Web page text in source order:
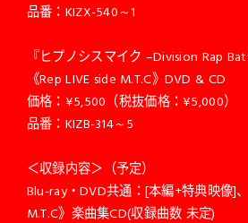
品番：KIZX-540～1
『ヒプノシスマイク –Division Rap
《Rep LIVE side M.T.C》DVD & CD
価格：¥5,500（税抜価格：¥5,000）
品番：KIZB-314～5
＜収録内容＞（予定）
Blu-ray・DVD共通：[本編+特典映像]
M.T.C》楽曲集CD(収録曲数 未定)